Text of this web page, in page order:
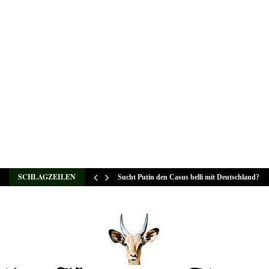
SCHLAGZEILEN Sucht Putin den Casus belli mit Deutschland?